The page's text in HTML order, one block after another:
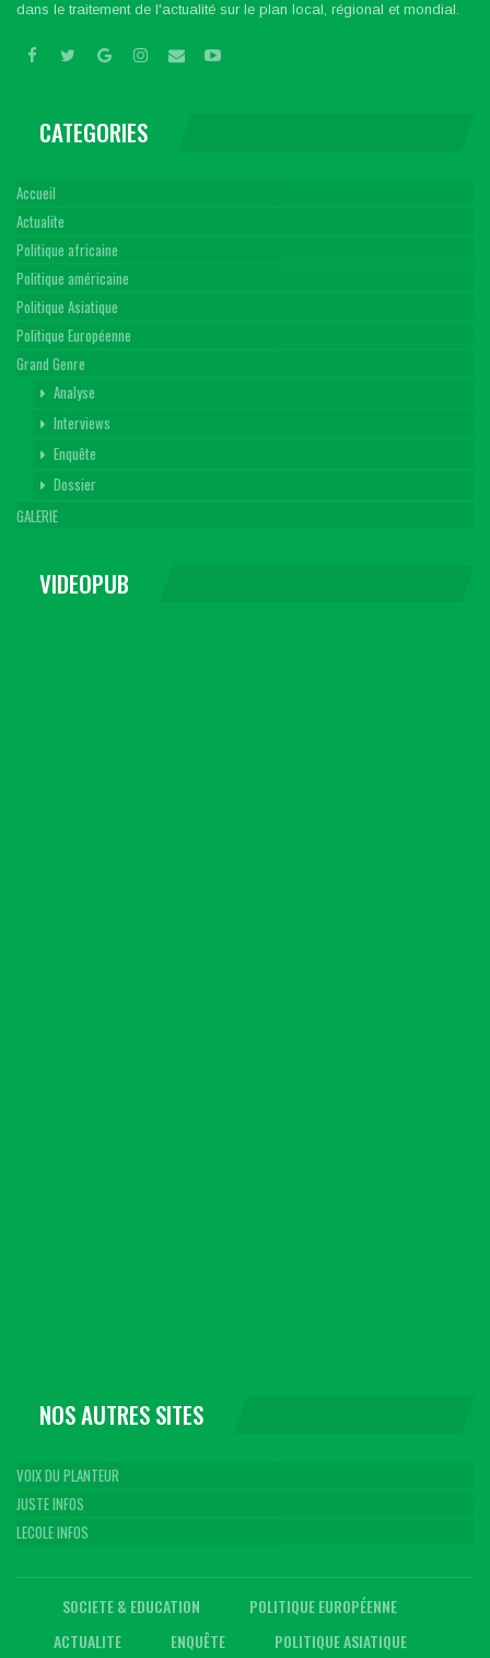
dans le traitement de l'actualité sur le plan local, régional et mondial.
CATEGORIES
Accueil
Actualite
Politique africaine
Politique américaine
Politique Asiatique
Politique Européenne
Grand Genre
Analyse
Interviews
Enquête
Dossier
GALERIE
VIDEOPUB
NOS AUTRES SITES
VOIX DU PLANTEUR
JUSTE INFOS
LECOLE INFOS
SOCIETE & EDUCATION
POLITIQUE EUROPÉENNE
ACTUALITE
ENQUÊTE POLITIQUE ASIATIQUE